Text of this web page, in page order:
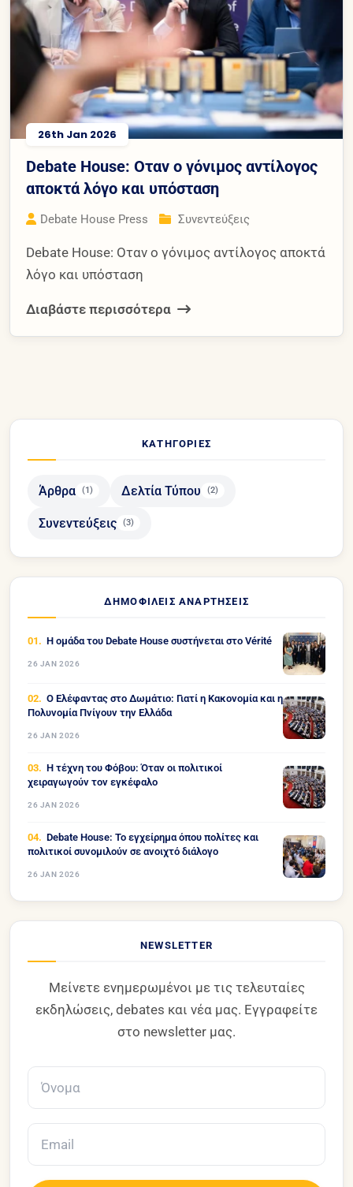
26th Jan 2026
Debate House: Οταν ο γόνιμος αντίλογος
αποκτά λόγο και υπόσταση
Debate House Press Συνεντεύξεις
Debate House: Οταν ο γόνιμος αντίλογος αποκτά
λόγο και υπόσταση
Διαβάστε περισσότερα
ΚΑΤΗΓΟΡΊΕΣ
Άρθρα (1) Δελτία Τύπου (2)
Συνεντεύξεις (3)
ΔΗΜΟΦΙΛΕΊΣ ΑΝΑΡΤΉΣΕΙΣ
Η ομάδα του Debate House συστήνεται στο Vérité
26 JAN 2026
Ο Ελέφαντας στο Δωμάτιο: Γιατί η Κακονομία και η
Πολυνομία Πνίγουν την Ελλάδα
26 JAN 2026
Η τέχνη του Φόβου: Όταν οι πολιτικοί
χειραγωγούν τον εγκέφαλο
26 JAN 2026
Debate House: Το εγχείρημα όπου πολίτες και
πολιτικοί συνομιλούν σε ανοιχτό διάλογο
26 JAN 2026
NEWSLETTER
Μείνετε ενημερωμένοι με τις τελευταίες
εκδηλώσεις, debates και νέα μας. Εγγραφείτε
στο newsletter μας.